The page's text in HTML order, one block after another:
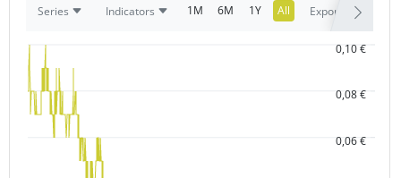
Series Indicators 1M 6M 1Y All Export
0,06 €
0,08 €
0,10 €